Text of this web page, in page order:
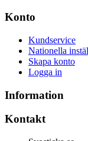
Konto
Kundservice
Nationella
Skapa konto
Logga in
Information
Kontakt